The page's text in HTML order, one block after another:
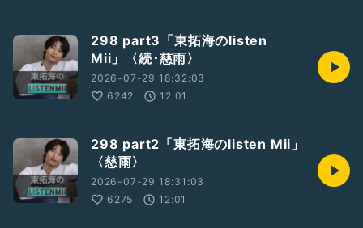
298 part3「東拓海のlisten
Mii」〈続･慈雨〉
2026-07-29 18:32:03
6242
12:01
298 part2「東拓海のlisten Mii」
〈慈雨〉
2026-07-29 18:31:03
6275
12:01